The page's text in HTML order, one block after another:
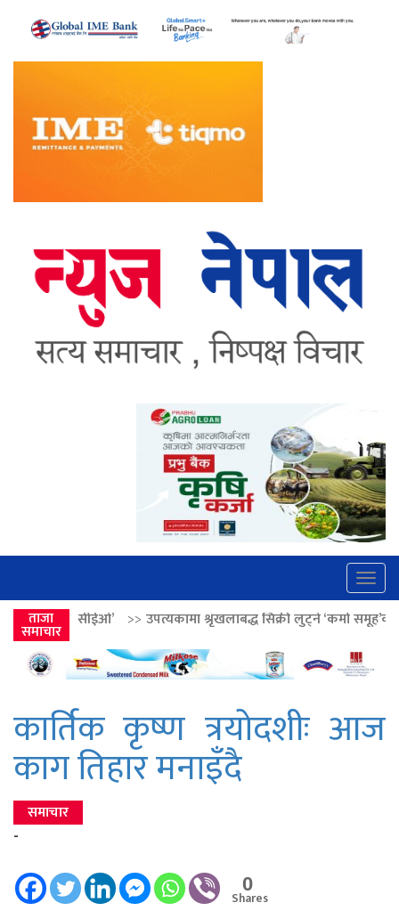
ताजा
समाचार
>>उपत्यकामा श्रृंखलाबद्ध सिक्री लुट्ने ‘कर्मा समूह’का नाइकेसहित पाँच
कार्तिक कृष्ण त्रयोदशीः आज
काग तिहार मनाइँदै
समाचार
-
0
Shares